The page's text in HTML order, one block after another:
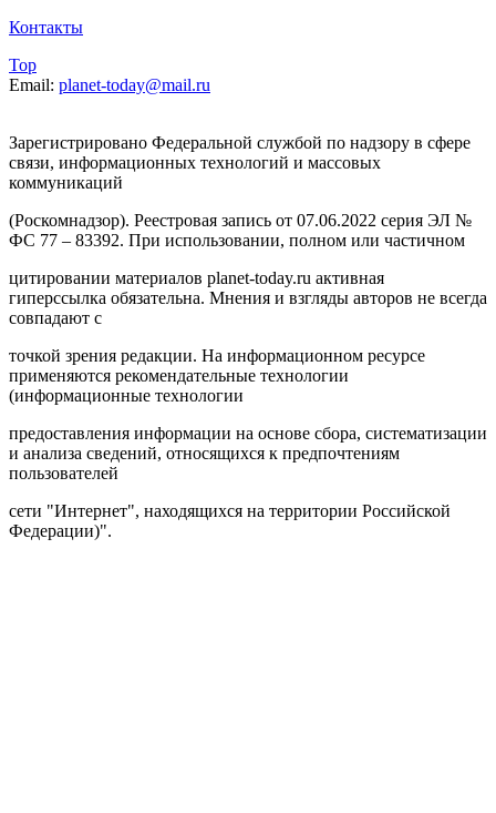
Контакты
Top
Email: planet-today@mail.ru
Зарегистрировано Федеральной службой по надзору в сфере
связи, информационных технологий и массовых
коммуникаций
(Роскомнадзор). Реестровая запись от 07.06.2022 серия ЭЛ №
ФС 77 – 83392. При использовании, полном или частичном
цитировании материалов planet-today.ru активная
гиперссылка обязательна. Мнения и взгляды авторов не всегда
совпадают с
точкой зрения редакции. На информационном ресурсе
применяются рекомендательные технологии
(информационные технологии
предоставления информации на основе сбора, систематизации
и анализа сведений, относящихся к предпочтениям
пользователей
сети "Интернет", находящихся на территории Российской
Федерации)".